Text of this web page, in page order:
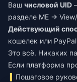
Ваш числовой UID
разделе ME →
Действующий
кошелек или
Это всё. Никаких
Если платформа
Пошаговое